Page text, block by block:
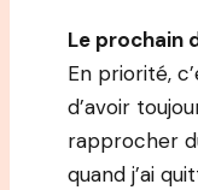
Le prochain
En priorité,
d’avoir
rapprocher
quand j’ai